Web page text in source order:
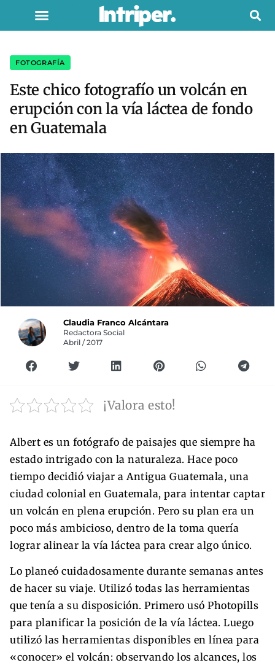
FOTOGRAFÍA
Este chico fotografío un volcán en
erupción con la vía láctea de fondo
en Guatemala
Claudia Franco Alcántara
Redactora Social
Abril / 2017
¡Valora esto!
Albert es un fotógrafo de paisajes que siempre ha
estado intrigado con la naturaleza. Hace poco
tiempo decidió viajar a Antigua Guatemala, una
ciudad colonial en Guatemala, para intentar captar
un volcán en plena erupción. Pero su plan era un
poco más ambicioso, dentro de la toma quería
lograr alinear la vía láctea para crear algo único.
Lo planeó cuidadosamente durante semanas antes
de hacer su viaje. Utilizó todas las herramientas
que tenía a su disposición. Primero usó Photopills
para planificar la posición de la vía láctea. Luego
utilizó las herramientas disponibles en línea para
«conocer» el volcán: observando los alcances, los